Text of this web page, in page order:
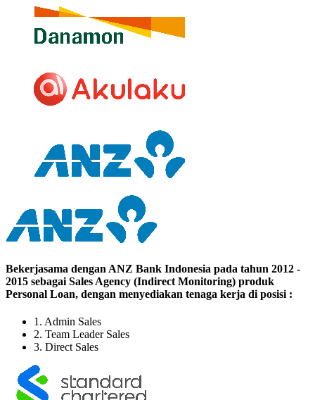
Bekerjasama dengan ANZ Bank Indonesia pada tahun 2012 -
2015 sebagai Sales Agency (Indirect Monitoring) produk
Personal Loan, dengan menyediakan tenaga kerja di posisi :
1. Admin Sales
2. Team Leader Sales
3. Direct Sales